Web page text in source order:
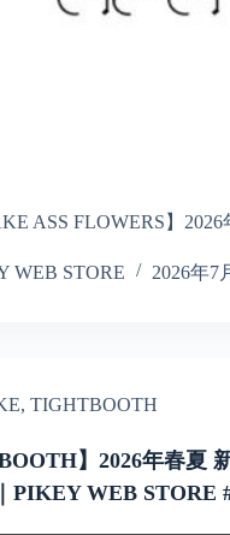
ASS FLOWERS】2026
WEB STORE
2026年7
, TIGHTBOOTH
】2026年春夏
PIKEY WEB STORE